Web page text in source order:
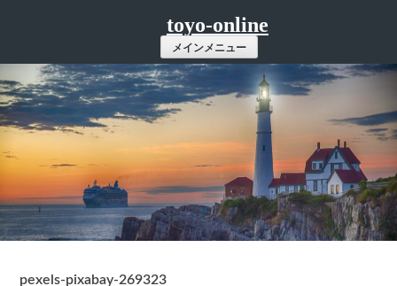
ツ
へ
ス
キ
ッ
プ
toyo-online
メインメニュー
pexels-pixabay-269323